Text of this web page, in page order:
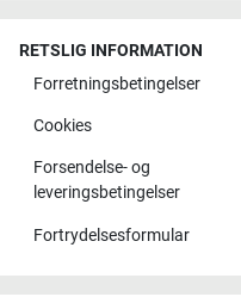
RETSLIG INFORMATION
Forretningsbetingelser
Cookies
Forsendelse- og
leveringsbetingelser
Fortrydelsesformular